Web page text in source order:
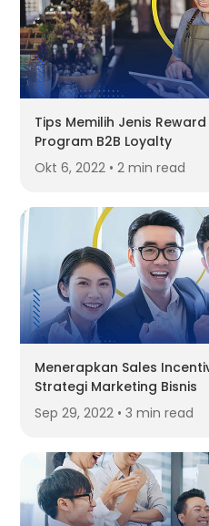
Tips Memilih Jenis
Program B2B Loyalty
Okt 6, 2022 • 2 min read
Menerapkan Sales
Strategi Marketing Bisnis
Sep 29, 2022 • 3 min read